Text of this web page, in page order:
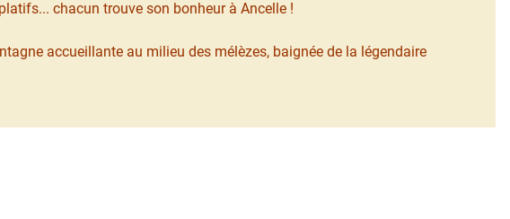
chacun trouve son bonheur à Ancelle !
accueillante au milieu des mélèzes, baignée de la légendaire